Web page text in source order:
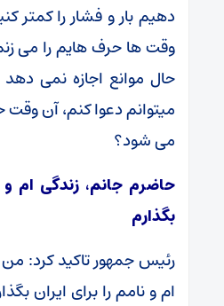
دهیم بار و فشار را کمتر
وقت ها حرف هایم را می
حال موانع اجازه نمی
میتوانم دعوا کنم، آن
می شود؟
حاضرم جانم، زندگی ام و
بگذارم
رئیس جمهور تاکید کرد:
ام و نامم را برای ایران